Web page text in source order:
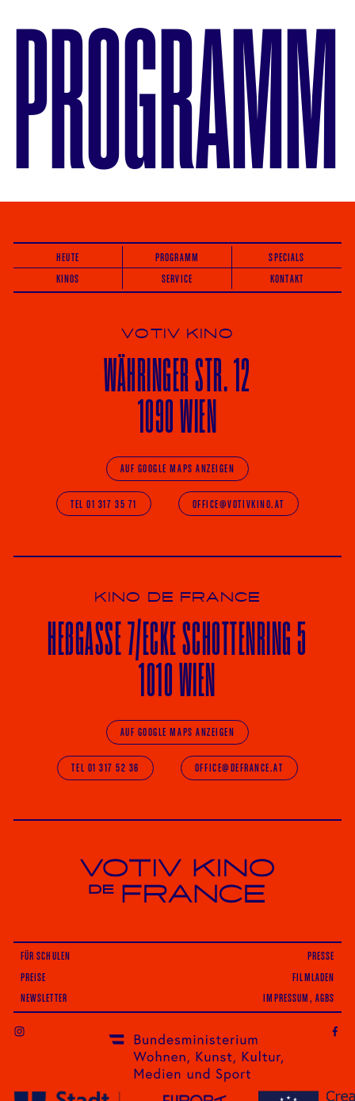
PROGRAMM
HEUTE PROGRAMM
SPECIALS
KINOS
SERVICE KONTAKT
VOTIV KINO
WÄHRINGERSTR. 12
1090 WIEN
AUF GOOGLE MAPS ANZEIGEN
TEL 01 317 35 71 OFFICE@VOTIVKINO.AT
KINO DE FRANCE
HEßGASSE 7/ECKESCHOTTENRING 5
1010 WIEN
AUF GOOGLE MAPS ANZEIGEN
TEL 01 317 52 36 OFFICE@DEFRANCE.AT
Votiv Kino und Kino De France in Wien
FÜR SCHULEN
PRESSE
PREISE
FILMLADEN
NEWSLETTER IMPRESSUM, AGBS